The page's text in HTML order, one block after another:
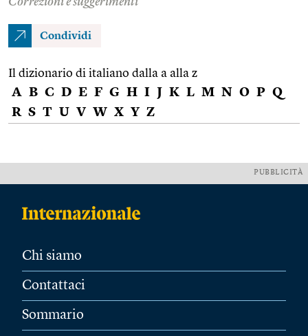
Condividi
Il dizionario di italiano dalla a alla z
A B C D E F G H I J K L M N O P Q
R S T U V W X Y Z
PUBBLICITÀ
Chi siamo
Contattaci
Sommario